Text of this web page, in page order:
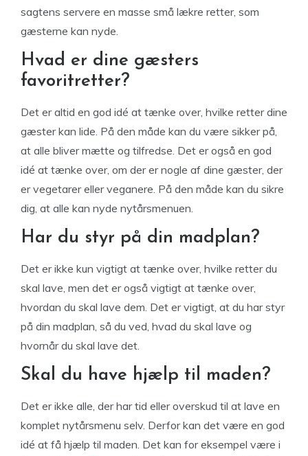
sagtens servere en masse små lækre retter, som
gæsterne kan nyde.
Hvad er dine gæsters
favoritretter?
Det er altid en god idé at tænke over, hvilke retter dine
gæster kan lide. På den måde kan du være sikker på,
at alle bliver mætte og tilfredse. Det er også en god
idé at tænke over, om der er nogle af dine gæster, der
er vegetarer eller veganere. På den måde kan du sikre
dig, at alle kan nyde nytårsmenuen.
Har du styr på din madplan?
Det er ikke kun vigtigt at tænke over, hvilke retter du
skal lave, men det er også vigtigt at tænke over,
hvordan du skal lave dem. Det er vigtigt, at du har styr
på din madplan, så du ved, hvad du skal lave og
hvornår du skal lave det.
Skal du have hjælp til maden?
Det er ikke alle, der har tid eller overskud til at lave en
komplet nytårsmenu selv. Derfor kan det være en god
idé at få hjælp til maden. Det kan for eksempel være i